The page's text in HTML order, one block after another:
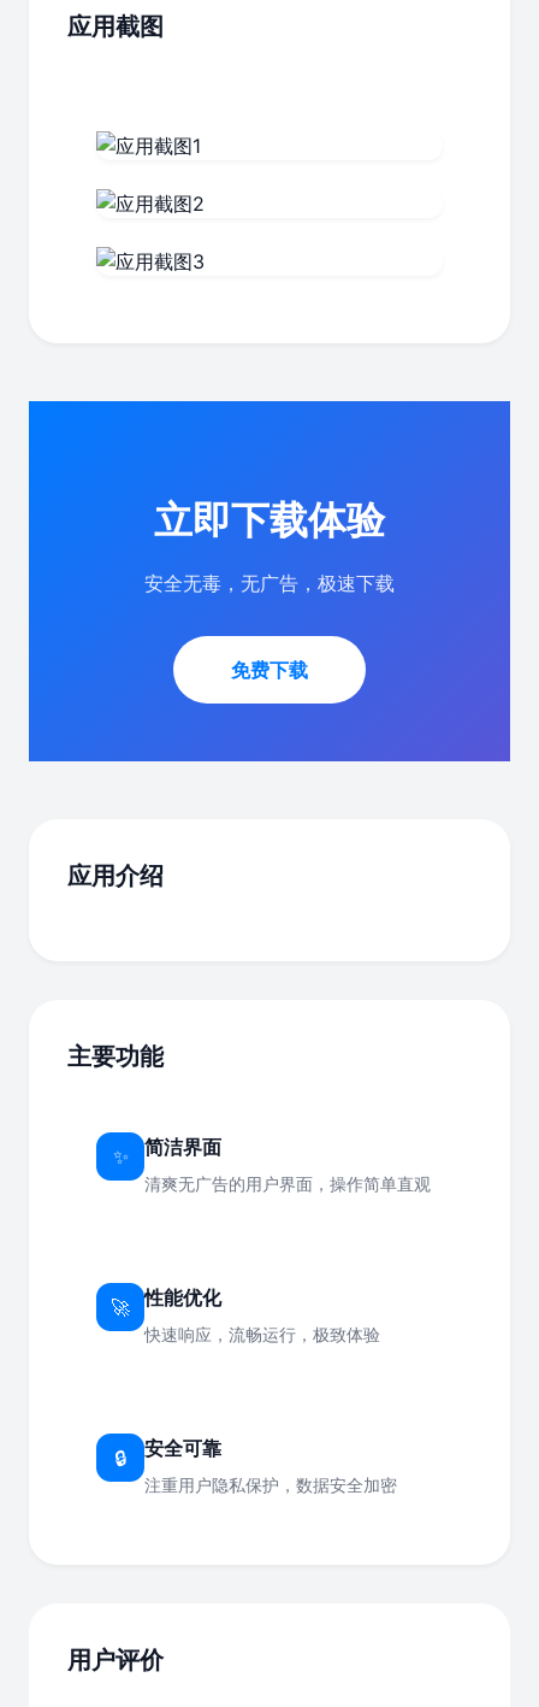
应用截图
立即下载体验
安全无毒，无广告，极速下载
免费下载
应用介绍
主要功能
✨ 简洁界面
清爽无广告的用户界面，操作简单直观
🚀 性能优化
快速响应，流畅运行，极致体验
🔒 安全可靠
注重用户隐私保护，数据安全加密
用户评价